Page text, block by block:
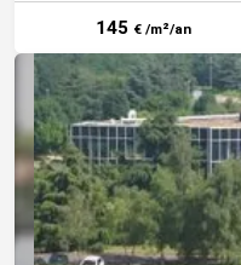
145 € /m²/an